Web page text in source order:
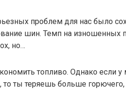
проблем для нас было
шин. Темп на изношенных
но…
топливо. Однако если
то ты теряешь больше горючего,